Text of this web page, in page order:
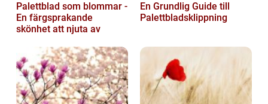
Palettblad som blommar -
En färgsprakande
skönhet att njuta av
En Grundlig Guide till
Palettbladsklippning